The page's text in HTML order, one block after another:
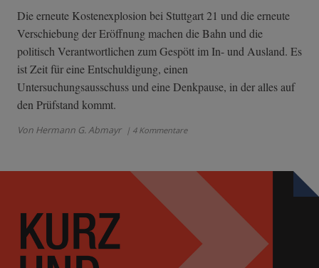
Die erneute Kostenexplosion bei Stuttgart 21 und die erneute
Verschiebung der Eröffnung machen die Bahn und die
politisch Verantwortlichen zum Gespött im In- und Ausland. Es
ist Zeit für eine Entschuldigung, einen
Untersuchungsausschuss und eine Denkpause, in der alles auf
den Prüfstand kommt.
Von Hermann G. Abmayr | 4 Kommentare